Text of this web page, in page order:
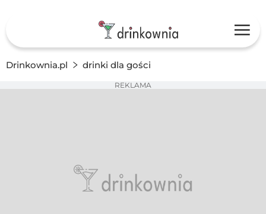
Drinkownia.pl drinki dla gości
REKLAMA